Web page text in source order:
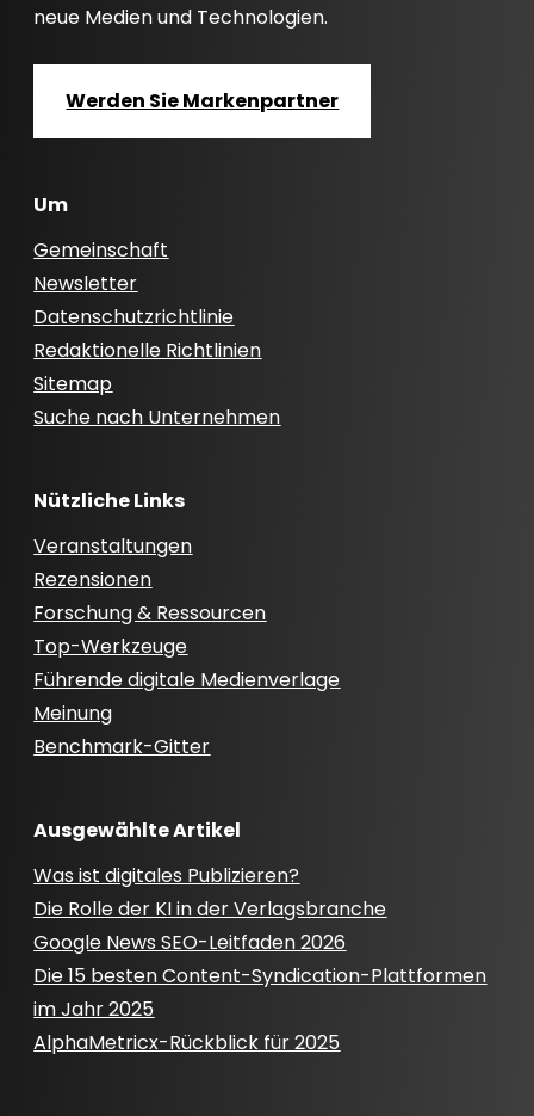
neue Medien und Technologien.
Werden Sie Markenpartner
Um
Gemeinschaft
Newsletter
Datenschutzrichtlinie
Redaktionelle Richtlinien
Sitemap
Suche nach Unternehmen
Nützliche Links
Veranstaltungen
Rezensionen
Forschung & Ressourcen
Top-Werkzeuge
Führende digitale Medienverlage
Meinung
Benchmark-Gitter
Ausgewählte Artikel
Was ist digitales Publizieren?
Die Rolle der KI in der Verlagsbranche
Google News SEO-Leitfaden 2026
Die 15 besten Content-Syndication-Plattformen
im Jahr 2025
AlphaMetricx-Rückblick für 2025